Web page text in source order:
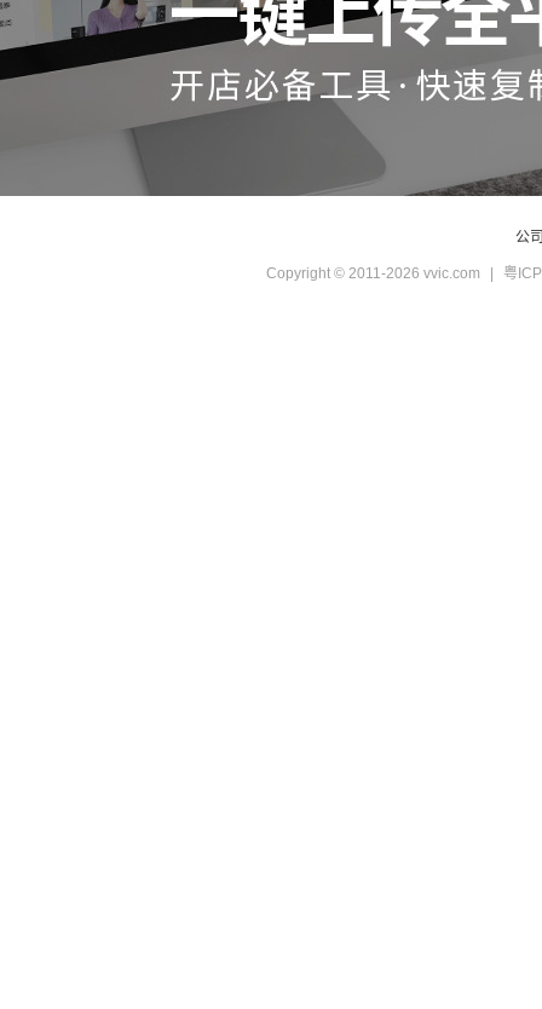
公
Copyright © 2011-2026 vvic.com 粤